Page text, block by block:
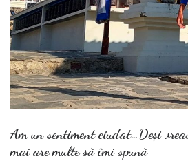
Am un sentiment ciudat…Deși
mai are multe să îmi spună